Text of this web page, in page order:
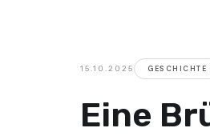
15.10.2025 GESCHICHTE
Eine